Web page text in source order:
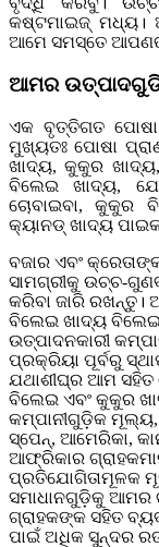
କଷ୍ଟମାଇଜ୍ ମଧ୍ୟ।
ଆମେ ସମସ୍ତେ
ଆମର
ଏକ ବୃତ୍ତିଗତ ପୋଷା
ମୁଖ୍ୟତଃ ପୋଷା
ଖାଦ୍ୟ, କୁକୁର
ବିଲେଇ ଖାଦ୍ୟ,
ଚୋବାଇବା, କୁକୁର
କ୍ୟାନଡ୍ ଖାଦ୍ୟ
ବଜାର ଏବଂ
ସାମଗ୍ରୀକୁ ଉଚ୍ଚ-
କରିବା ଜାରି ରଖନ୍ତୁ।
ବିଲେଇ ଖାଦ୍ୟ
ଉତ୍ପାଦନକାରୀ
ପ୍ରକ୍ରିୟା ପୂର୍ବରୁ
ଯଥାଶୀଘ୍ର ଆମ
ବିଲେଇ ଏବଂ କୁକୁର
କମ୍ପାନୀଗୁଡ଼ିକ ମୂଲ୍ୟ,
ସ୍ପେନ୍, ଆମେରିକା,
ଆଫ୍ରିକାର
ପ୍ରତିଯୋଗିତାମୂଳକ
ସମାଧାନଗୁଡ଼ିକୁ ଆମର
ଗ୍ରାହକଙ୍କ ସହିତ
ପାଇଁ ଅଧିକ ସୁନ୍ଦର